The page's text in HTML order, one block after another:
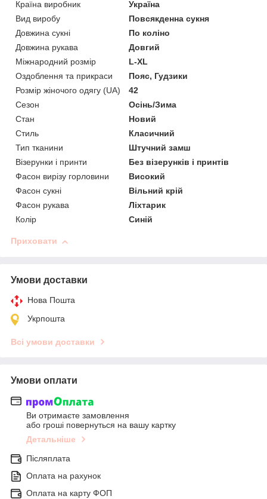
Країна виробник
Україна
Вид виробу
Повсякденна сукня
Довжина сукні
По коліно
Довжина рукава
Довгий
Міжнародний розмір
L-XL
Оздоблення та прикраси
Пояс, Гудзики
Розмір жіночого одягу (UA)
42
Сезон
Осінь/Зима
Стан
Новий
Стиль
Класичний
Тип тканини
Штучний замш
Візерунки і принти
Без візерунків і принтів
Фасон вирізу горловини
Високий
Фасон сукні
Вільний крій
Фасон рукава
Ліхтарик
Колір
Синій
Приховати
Умови доставки
Нова Пошта
Укрпошта
Всі умови доставки
Умови оплати
Ви отримаєте замовлення
або гроші повернуться на вашу картку
Детальніше
Післяплата
Оплата на рахунок
Оплата на карту ФОП